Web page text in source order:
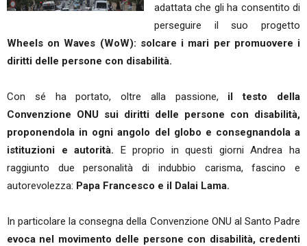
adattata che gli ha consentito di
perseguire il suo progetto
Wheels on Waves (WoW): solcare i mari per promuovere i
diritti delle persone con disabilità.
Con sé ha portato, oltre alla passione, il testo della
Convenzione ONU sui diritti delle persone con disabilità,
proponendola in ogni angolo del globo e consegnandola a
istituzioni e autorità. E proprio in questi giorni Andrea ha
raggiunto due personalità di indubbio carisma, fascino e
autorevolezza: Papa Francesco e il Dalai Lama.
In particolare la consegna della Convenzione ONU al Santo Padre
evoca nel movimento delle persone con disabilità, credenti